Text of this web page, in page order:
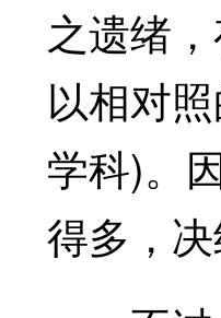
之遗绪
以相对
学科)。
得多，决